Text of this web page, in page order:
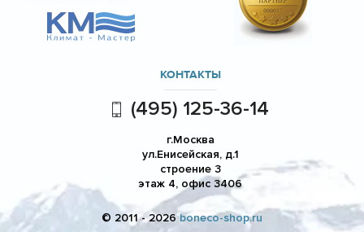
КОНТАКТЫ
(495) 125-36-14
г.Москва
ул.Енисейская, д.1
строение 3
этаж 4, офис 3406
© 2011 - 2026boneco-shop.ru